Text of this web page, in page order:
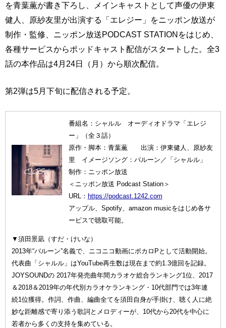
を青葉薫が書き下ろし、メインキャストとして声優の伊東
健人、原紗友里が出演する「エレジー」をニッポン放送が
制作・監修、ニッポン放送PODCAST STATIONをはじめ、
各種サービスからポッドキャスト配信がスタートした。全3
話の本作品は4月24日（月）から順次配信。
第2弾は5月下旬に配信される予定。
番組名：シャルル オーディオドラマ「エレジ
ー」（全３話）
原作・脚本：青葉薫 出演：伊東健人、原紗友
里 イメージソング：バルーン／「シャルル」
制作：ニッポン放送
＜ニッポン放送 Podcast Station＞
URL： https://podcast.1242.com
アップル、Spotify、amazon musicをはじめ各サ
ービスで聴取可能。
▼須田景凪（すだ・けいな）
2013年“バルーン”名義で、ニコニコ動画にボカロPとして活動開始。
代表曲「シャルル」はYouTube再生数は現在まで約1.3億回を記録。
JOYSOUNDの 2017年発売曲年間カラオケ総合ランキング1位、2017
＆2018＆2019年の年代別カラオケランキング・10代部門では3年連
続1位獲得。作詞、作曲、編曲全てを須田自身が手掛け、聴く人に絶
妙な距離感で寄り添う歌詞とメロディーが、10代から20代を中心に
若者から多くの支持を集めている。